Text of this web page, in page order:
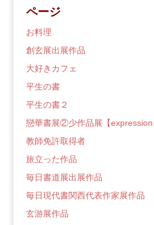
ロ
グ
ページ
お料理
創玄展出展作品
大好きカフェ
平生の書
平生の書２
戀華書展②少作品展【expression
教師免許取得者
旅立った作品
毎日書道展出展作品
毎日現代書関西代表作家展作品
玄游展作品